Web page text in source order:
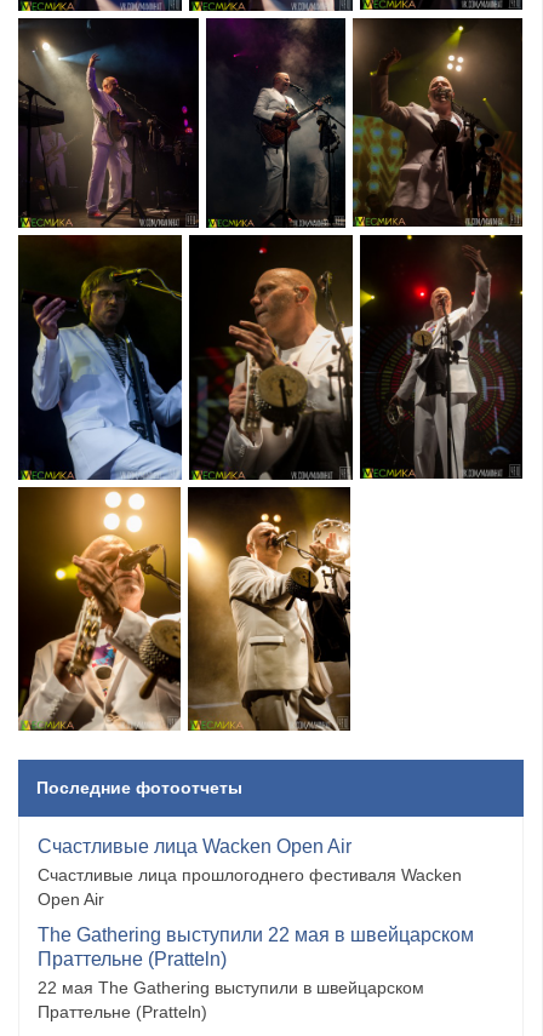
Последние фотоотчеты
Счастливые лица Wacken Open Air
Счастливые лица прошлогоднего фестиваля Wacken
Open Air
The Gathering выступили 22 мая в швейцарском
Праттельне (Pratteln)
22 мая The Gathering выступили в швейцарском
Праттельне (Pratteln)